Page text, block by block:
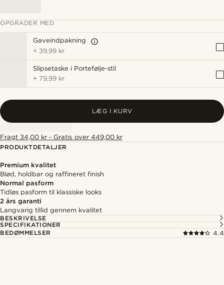
OPGRADER MED
Gaveindpakning
+ 39,99 kr
Slipsetaske i Portefølje-stil
+ 79,99 kr
LÆG I KURV
Fragt 34,00 kr - Gratis over 449,00 kr
PRODUKTDETALJER
Premium kvalitet
Blød, holdbar og raffineret finish
Normal pasform
Tidløs pasform til klassiske looks
2 års garanti
Langvarig tillid gennem kvalitet
BESKRIVELSE
SPECIFIKATIONER
BEDØMMELSER
4.4